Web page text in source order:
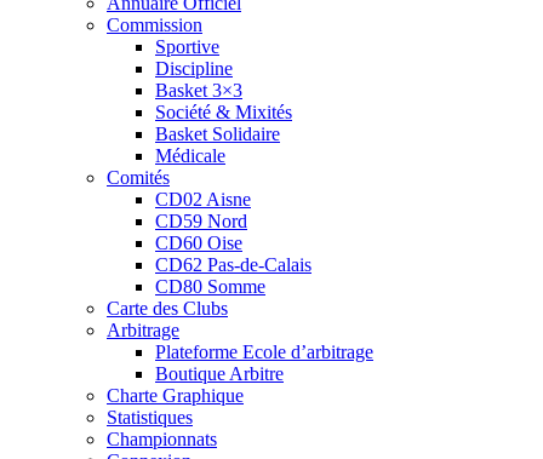
Commission
Sportive
Discipline
Basket 3×3
Société & Mixités
Basket Solidaire
Médicale
Comités
CD02 Aisne
CD59 Nord
CD60 Oise
CD62 Pas-de-Calais
CD80 Somme
Carte des Clubs
Arbitrage
Plateforme Ecole d’arbitrage
Boutique Arbitre
Charte Graphique
Statistiques
Championnats